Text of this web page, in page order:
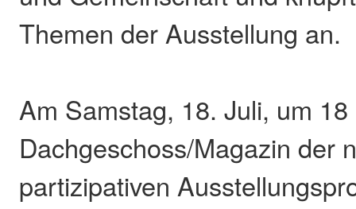
Themen der Ausstellung an.
Am Samstag, 18. Juli, um
Dachgeschoss/Magazin der
partizipativen